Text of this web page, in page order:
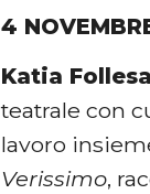
4
Katia
teatrale con
lavoro
Verissimo,